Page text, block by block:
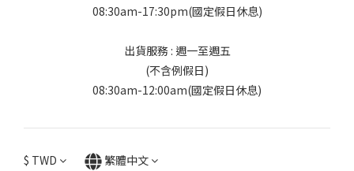
08:30am-17:30pm(國定假日休息)
出貨服務 : 週一至週五
(不含例假日)
08:30am-12:00am(國定假日休息)
$ TWD 繁體中文